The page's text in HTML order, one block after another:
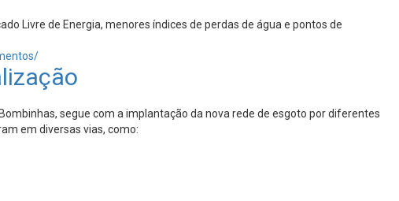
Livre de Energia, menores índices de perdas de água e pontos de
segue com a implantação da nova rede de esgoto por diferentes
em diversas vias, como: